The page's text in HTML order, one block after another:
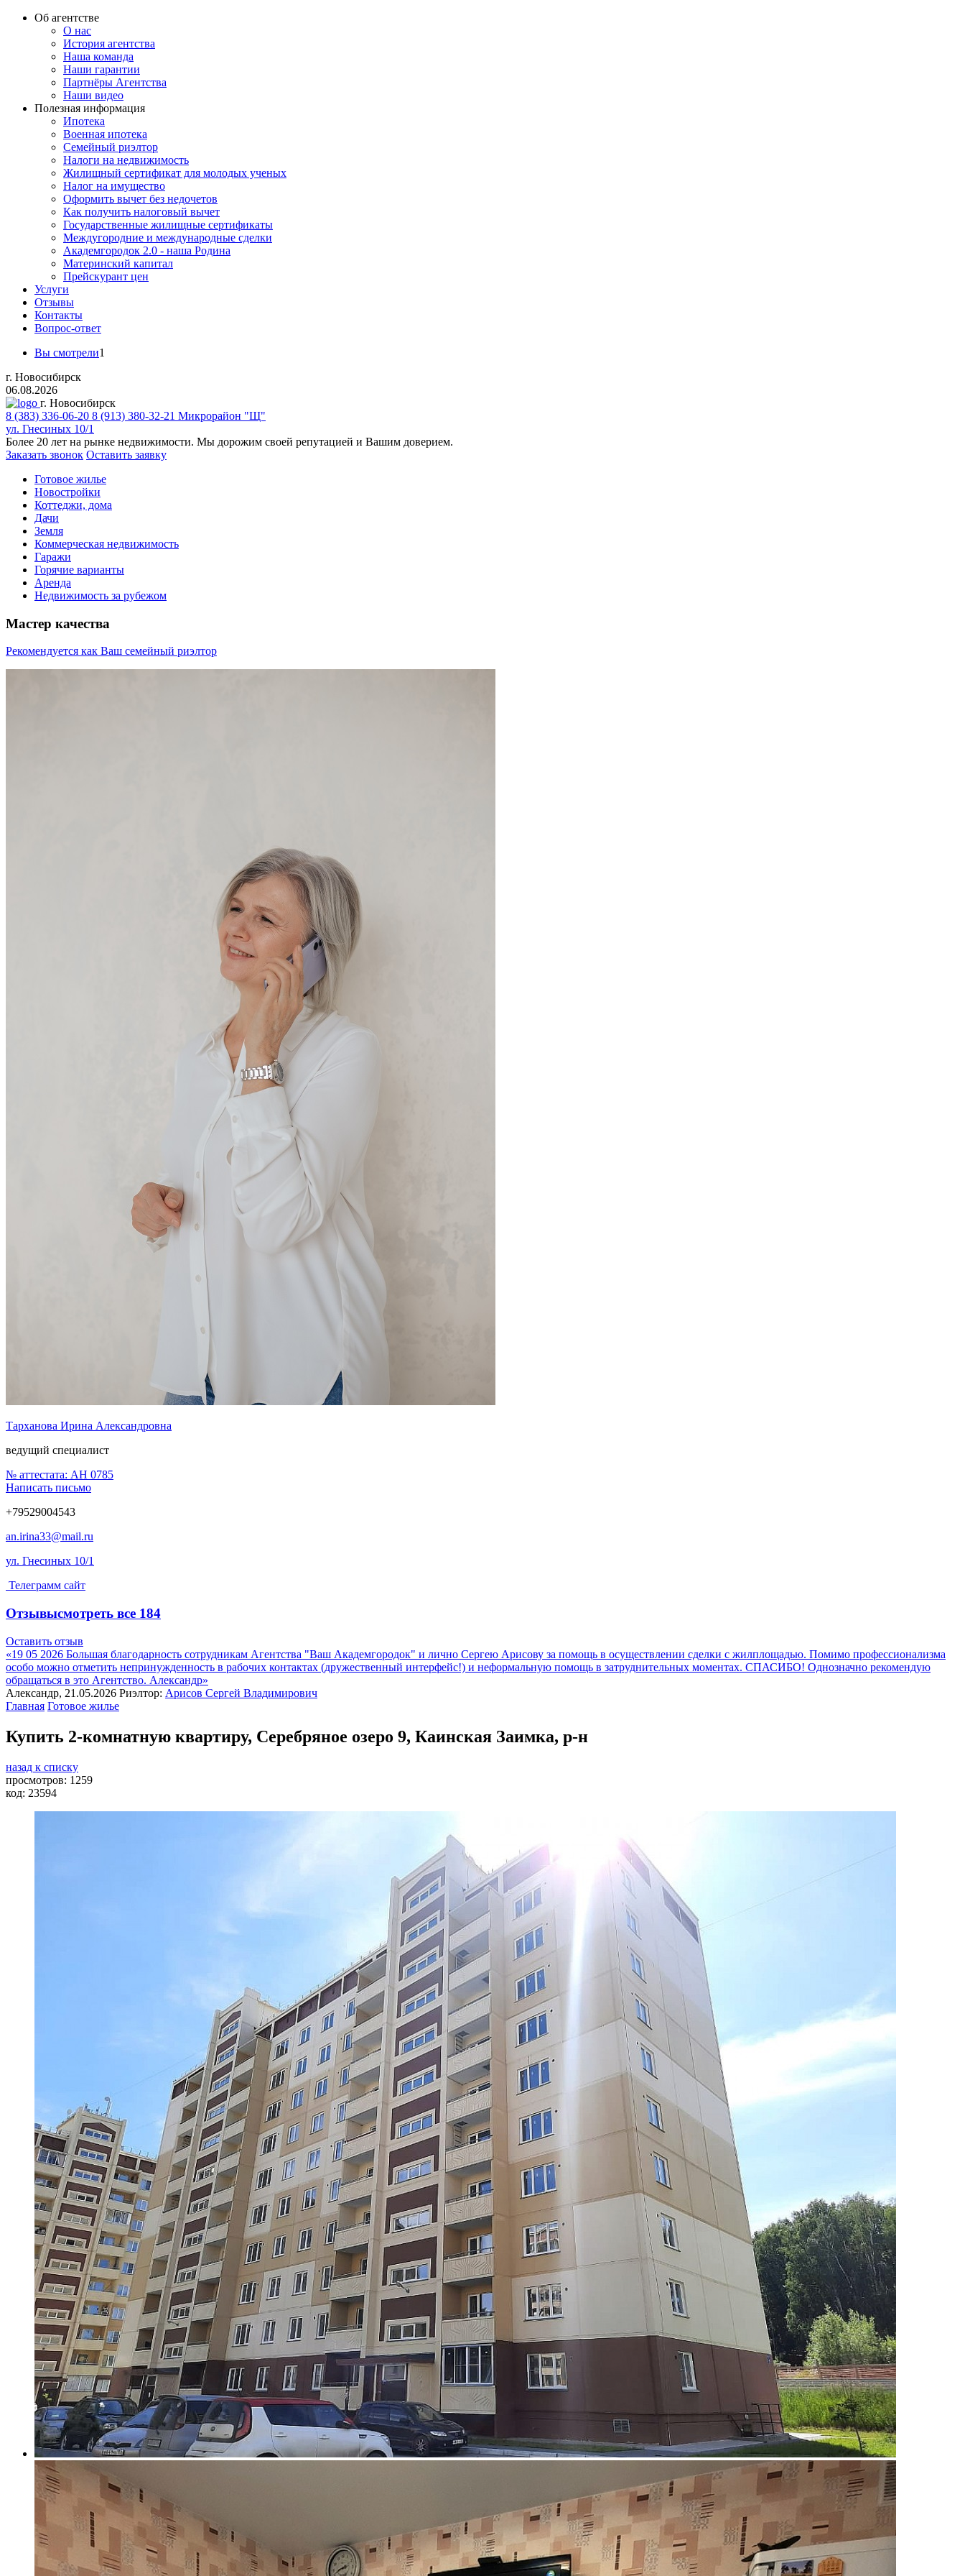
Об агентстве
О нас
История агентства
Наша команда
Наши гарантии
Партнёры Агентства
Наши видео
Полезная информация
Ипотека
Военная ипотека
Семейный риэлтор
Налоги на недвижимость
Жилищный сертификат для молодых ученых
Налог на имущество
Оформить вычет без недочетов
Как получить налоговый вычет
Государственные жилищные сертификаты
Междугородние и международные сделки
Академгородок 2.0 - наша Родина
Материнский капитал
Прейскурант цен
Услуги
Отзывы
Контакты
Вопрос-ответ
Вы смотрели1
г. Новосибирск
06.08.2026
г. Новосибирск
8 (383) 336-06-20 8 (913) 380-32-21 Микрорайон "Щ"
ул. Гнесиных 10/1
Более 20 лет на рынке недвижимости. Мы дорожим своей репутацией и Вашим доверием.
Заказать звонок Оставить заявку
Готовое жилье
Новостройки
Коттеджи, дома
Дачи
Земля
Коммерческая недвижимость
Гаражи
Горячие варианты
Аренда
Недвижимость за рубежом
Мастер качества
Рекомендуется как Ваш семейный риэлтор
Тарханова Ирина Александровна
ведущий специалист
№ аттестата: АН 0785
Написать письмо
+79529004543
an.irina33@mail.ru
ул. Гнесиных 10/1
Телеграмм сайт
Отзывысмотреть все 184
Оставить отзыв
«19 05 2026 Большая благодарность сотрудникам Агентства "Ваш Академгородок" и лично Сергею Арисову за помощь в осуществлении сделки с жилплощадью. Помимо профессионализма
особо можно отметить непринужденность в рабочих контактах (дружественный интерфейс!) и неформальную помощь в затруднительных моментах. СПАСИБО! Однозначно рекомендую
обращаться в это Агентство. Александр»
Александр, 21.05.2026 Риэлтор: Арисов Сергей Владимирович
Главная Готовое жилье
Купить 2-комнатную квартиру, Серебряное озеро 9, Каинская Заимка, р-н
назад к списку
просмотров: 1259
код: 23594